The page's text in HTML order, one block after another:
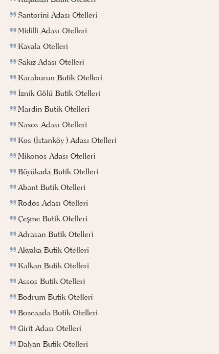
Santorini Adası Otelleri
Midilli Adası Otelleri
Kavala Otelleri
Sakız Adası Otelleri
Karaburun Butik Otelleri
İznik Gölü Butik Otelleri
Mardin Butik Otelleri
Naxos Adası Otelleri
Kos (İstanköy ) Adası Otelleri
Mikonos Adası Otelleri
Büyükada Butik Otelleri
Abant Butik Otelleri
Rodos Adası Otelleri
Çeşme Butik Otelleri
Adrasan Butik Otelleri
Akyaka Butik Otelleri
Kalkan Butik Otelleri
Assos Butik Otelleri
Bodrum Butik Otelleri
Bozcaada Butik Otelleri
Girit Adası Otelleri
Dalyan Butik Otelleri